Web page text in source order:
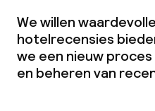
We willen
hotelrecensies
we een nieuw
en beheren van